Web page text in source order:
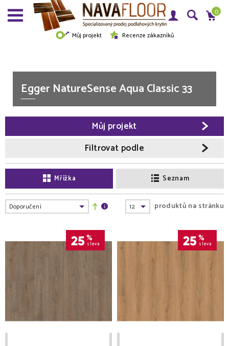
Můj projekt Recenze zákazníků
0
Egger NatureSense Aqua Classic 33
Filtrovat podle
Můj projekt
Mřížka Seznam
produktů na stránku
25 %
sleva 25 %
sleva